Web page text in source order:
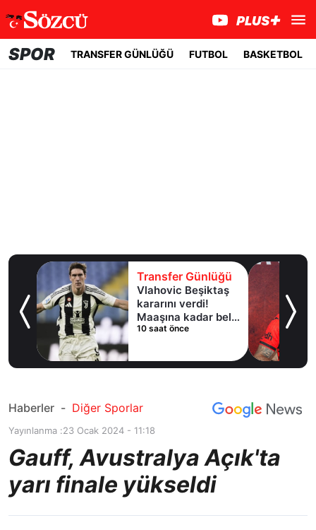
SPOR TRANSFER GÜNLÜĞÜ FUTBOL BASKETBOL
Transfer Günlüğü
Vlahovic Beşiktaş
kararını verdi!
Maaşına kadar belli
oldu
10 saat önce
Haberler - Diğer Sporlar
Yayınlanma :23 Ocak 2024 - 11:18
Gauff, Avustralya Açık'ta
yarı finale yükseldi